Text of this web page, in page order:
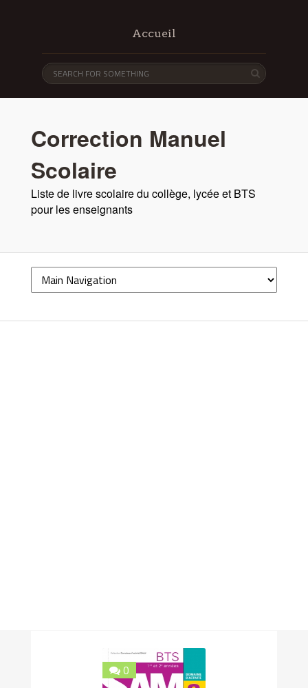
Accueil
Correction Manuel
Scolaire
Liste de livre scolaire du collège, lycée et BTS
pour les enseignants
0